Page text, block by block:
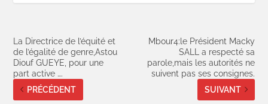
La Directrice de l’équité et
de l’égalité de genre,Astou
Diouf GUEYE, pour une
part active ….
PRÉCÉDENT
Mbour4:le Président Macky
SALL a respecté sa
parole,mais les autorités ne
suivent pas ses consignes.
SUIVANT